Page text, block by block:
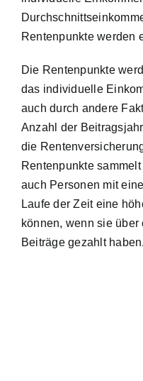
Rentenpunkte werden
Die Rentenpunkte
das individuelle
auch durch andere
Anzahl der
die
Rentenpunkte
auch Personen mit
Laufe der Zeit eine
können, wenn sie
Beiträge gezahlt haben.